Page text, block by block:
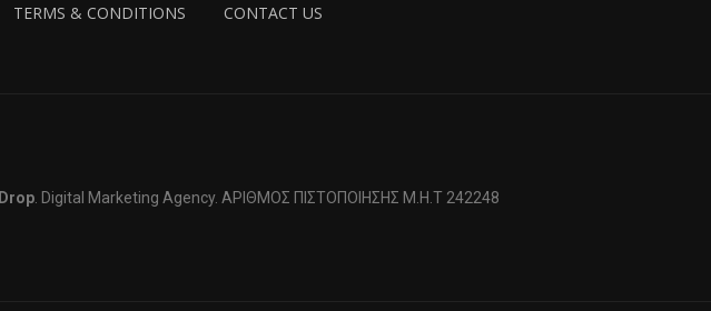
TERMS & CONDITIONS CONTACT US
Drop . Digital Marketing Agency. ΑΡΙΘΜΟΣ ΠΙΣΤΟΠΟΙΗΣΗΣ Μ.Η.Τ 242248